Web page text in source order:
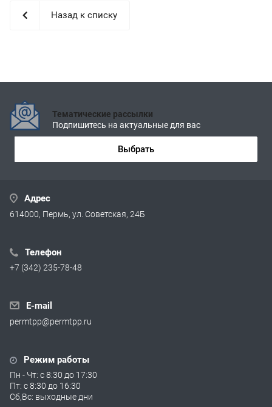
Назад к списку
Тематические рассылки
Подпишитесь на актуальные для вас
Выбрать
Адрес
614000, Пермь, ул. Советская, 24Б
Телефон
+7 (342) 235-78-48
E-mail
permtpp@permtpp.ru
Режим работы
Пн - Чт: с 8:30 до 17:30
Пт: с 8:30 до 16:30
Сб,Вс: выходные дни